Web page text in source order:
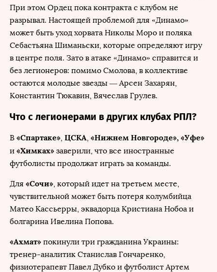
При этом Ордец пока контракта с клубом не
разрывал. Настоящей проблемой для «Динамо»
может быть уход хорвата Николы Моро и поляка
Себастьяна Шиманьски, которые определяют игру
в центре поля. Зато в атаке «Динамо» справится и
без легионеров: помимо Смолова, в коллективе
остаются молодые звезды — Арсен Захарян,
Константин Тюкавин, Вячеслав Грулев.
Что с легионерами в других клубах РПЛ?
В «Спартаке», ЦСКА, «Нижнем Новгороде», «Уфе»
и «Химках» заверили, что все иностранные
футболисты продолжат играть за команды.
Для «Сочи», который идет на третьем месте,
чувствительной может быть потеря колумбийца
Матео Кассьерры, эквадорца Кристиана Нобоа и
болгарина Ивелина Попова.
«Ахмат» покинули три гражданина Украины:
тренер-аналитик Станислав Гончаренко,
физиотерапевт Павел Дубко и футболист Артем